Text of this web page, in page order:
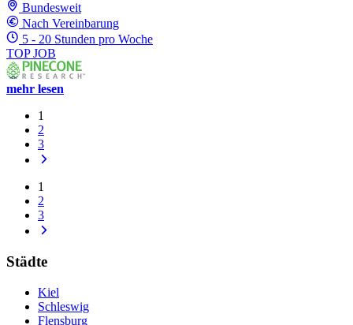
Bundesweit
Nach Vereinbarung
5 - 20 Stunden pro Woche
TOP JOB
mehr lesen
1
2
3
1
2
3
Städte
Kiel
Schleswig
Flensburg